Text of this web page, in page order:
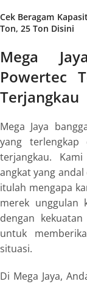
Cek Beragam
Ton, 25 Ton Disini
Mega
Powertec
Terjangkau
Mega Jaya
yang
terjangkau.
angkat yang
itulah mengapa
merek unggulan
dengan
untuk
situasi.
Di Mega Jaya,